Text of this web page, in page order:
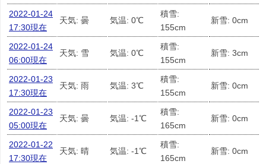
2022-01-24
17:30現在
天気: 曇 気温: 0℃
積雪:
155cm
新雪: 0cm
2022-01-24
06:00現在
天気: 雪 気温: 0℃
積雪:
155cm
新雪: 3cm
2022-01-23
17:30現在
天気: 雨 気温: 3℃
積雪:
155cm
新雪: 0cm
2022-01-23
05:00現在
天気: 曇 気温: -1℃
積雪:
165cm
新雪: 0cm
2022-01-22
17:30現在
天気: 晴 気温: -1℃
積雪:
165cm
新雪: 0cm